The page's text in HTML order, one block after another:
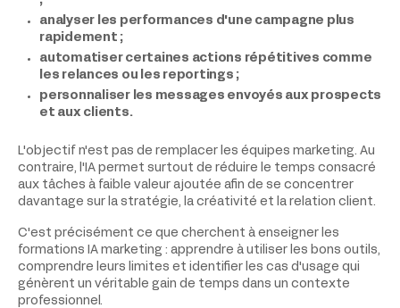
analyser les performances d'une campagne plus
rapidement ;
automatiser certaines actions répétitives comme
les relances ou les reportings ;
personnaliser les messages envoyés aux prospects
et aux clients.
L'objectif n'est pas de remplacer les équipes marketing. Au
contraire, l'IA permet surtout de réduire le temps consacré
aux tâches à faible valeur ajoutée afin de se concentrer
davantage sur la stratégie, la créativité et la relation client.
C'est précisément ce que cherchent à enseigner les
formations IA marketing : apprendre à utiliser les bons outils,
comprendre leurs limites et identifier les cas d'usage qui
génèrent un véritable gain de temps dans un contexte
professionnel.